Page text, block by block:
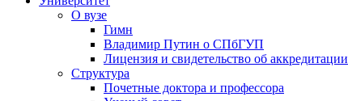
О вузе
Гимн
Владимир Путин о СПбГУП
Лицензия и свидетельство об аккредитации
Структура
Почетные доктора и профессора